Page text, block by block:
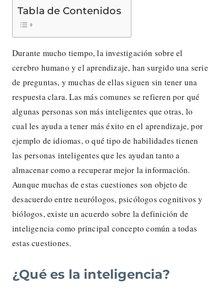
Tabla de Contenidos
Durante mucho tiempo, la investigación sobre el
cerebro humano y el aprendizaje, han surgido una serie
de preguntas, y muchas de ellas siguen sin tener una
respuesta clara. Las más comunes se refieren por qué
algunas personas son más inteligentes que otras, lo
cual les ayuda a tener más éxito en el aprendizaje, por
ejemplo de idiomas, o qué tipo de habilidades tienen
las personas inteligentes que les ayudan tanto a
almacenar como a recuperar mejor la información.
Aunque muchas de estas cuestiones son objeto de
desacuerdo entre neurólogos, psicólogos cognitivos y
biólogos, existe un acuerdo sobre la definición de
inteligencia como principal concepto común a todas
estas cuestiones.
¿Qué es la inteligencia?